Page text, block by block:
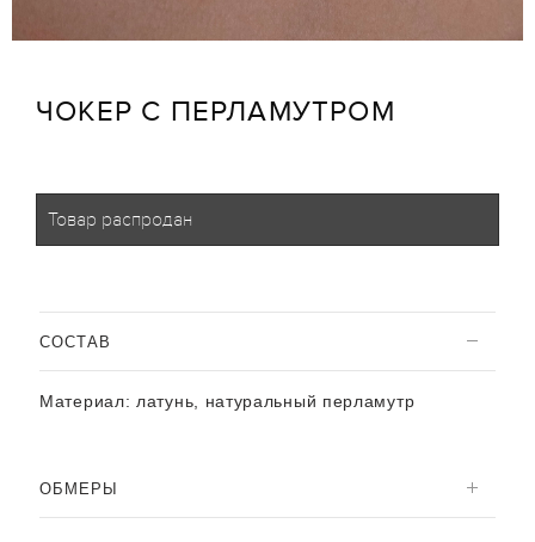
ЧОКЕР С ПЕРЛАМУТРОМ
Товар распродан
CОСТАВ
Материал: латунь, натуральный перламутр
ОБМЕРЫ